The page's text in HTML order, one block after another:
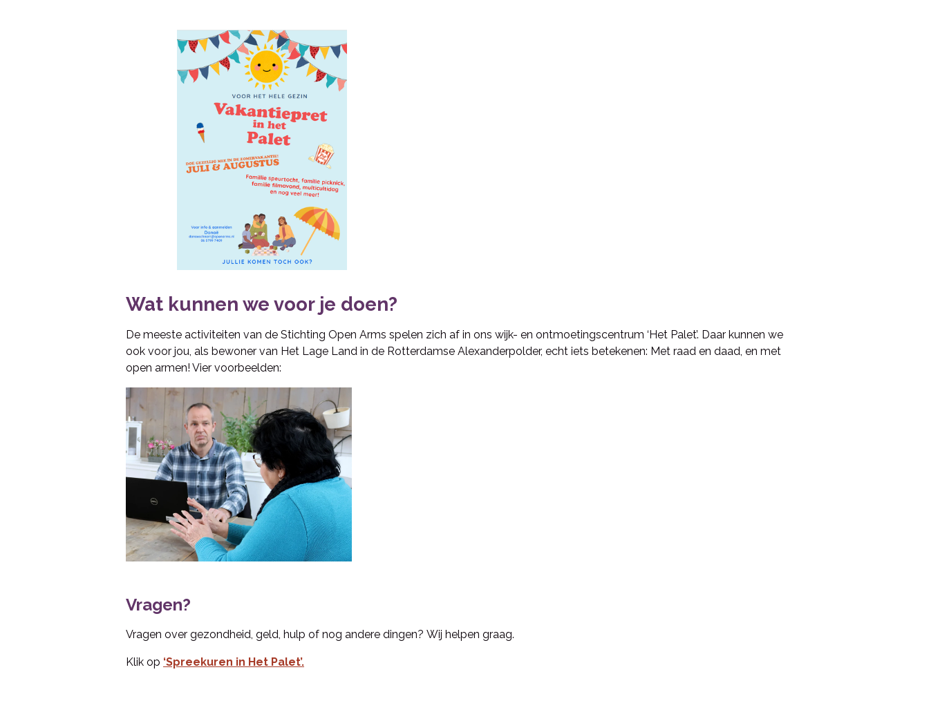
Wat kunnen we voor je doen?
De meeste activiteiten van de Stichting Open Arms spelen zich af in ons wijk- en ontmoetingscentrum ‘Het Palet’. Daar kunnen we
ook voor jou, als bewoner van Het Lage Land in de Rotterdamse Alexanderpolder, echt iets betekenen: Met raad en daad, en met
open armen! Vier voorbeelden:
Vragen?
Vragen over gezondheid, geld, hulp of nog andere dingen? Wij helpen graag.
Klik op ‘Spreekuren in Het Palet’.